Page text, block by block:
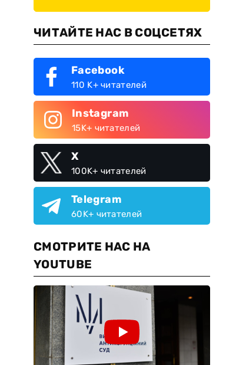
ЧИТАЙТЕ НАС В СОЦСЕТЯХ
Facebook
110 K+ читателей
Instagram
15K+ читателей
X
100K+ читателей
Telegram
60K+ читателей
СМОТРИТЕ НАС НА
YOUTUBE